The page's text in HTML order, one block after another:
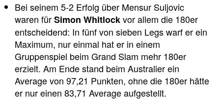
Bei seinem 5-2 Erfolg über Mensur Suljovic
waren fürSimon Whitlockvor allem die 180er
entscheidend: In fünf von sieben Legs warf er ein
Maximum, nur einmal hat er in einem
Gruppenspiel beim Grand Slam mehr 180er
erzielt. Am Ende stand beim Australier ein
Average von 97,21 Punkten, ohne die 180er hätte
er nur einen 83,71 Average aufgestellt.